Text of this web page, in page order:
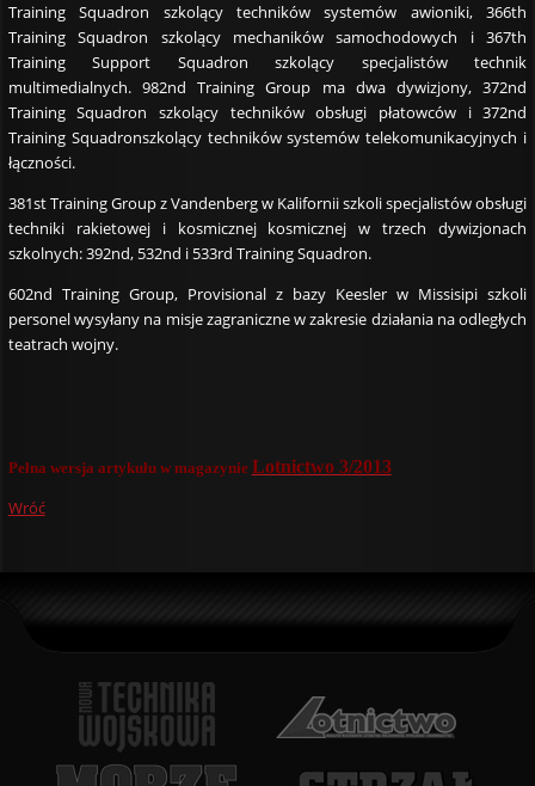
Training Squadron szkolący techników systemów awioniki, 366th
Training Squadron szkolący mechaników samochodowych i 367th
Training Support Squadron szkolący specjalistów technik
multimedialnych. 982nd Training Group ma dwa dywizjony, 372nd
Training Squadron szkolący techników obsługi płatowców i 372nd
Training Squadronszkolący techników systemów telekomunikacyjnych i
łączności.
381st Training Group z Vandenberg w Kalifornii szkoli specjalistów obsługi
techniki rakietowej i kosmicznej kosmicznej w trzech dywizjonach
szkolnych: 392nd, 532nd i 533rd Training Squadron.
602nd Training Group, Provisional z bazy Keesler w Missisipi szkoli
personel wysyłany na misje zagraniczne w zakresie działania na odległych
teatrach wojny.
Pełna wersja artykułu w magazynie Lotnictwo 3/2013
Wróć